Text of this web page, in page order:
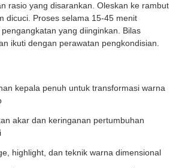
rasio yang disarankan. Oleskan ke rambut
dicuci. Proses selama 15-45 menit
yang diinginkan. Bilas
ikuti dengan perawatan pengkondisian.
kepala penuh untuk transformasi warna
akar dan keringanan pertumbuhan
highlight, dan teknik warna dimensional